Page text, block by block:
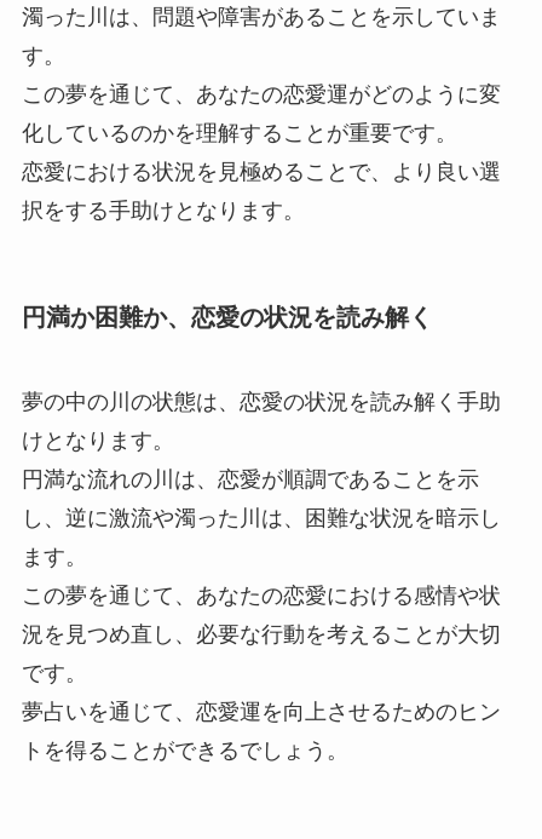
濁った川は、問題や障害があることを示していま
す。
この夢を通じて、あなたの恋愛運がどのように変
化しているのかを理解することが重要です。
恋愛における状況を見極めることで、より良い選
択をする手助けとなります。
円満か困難か、恋愛の状況を読み解く
夢の中の川の状態は、恋愛の状況を読み解く手助
けとなります。
円満な流れの川は、恋愛が順調であることを示
し、逆に激流や濁った川は、困難な状況を暗示し
ます。
この夢を通じて、あなたの恋愛における感情や状
況を見つめ直し、必要な行動を考えることが大切
です。
夢占いを通じて、恋愛運を向上させるためのヒン
トを得ることができるでしょう。